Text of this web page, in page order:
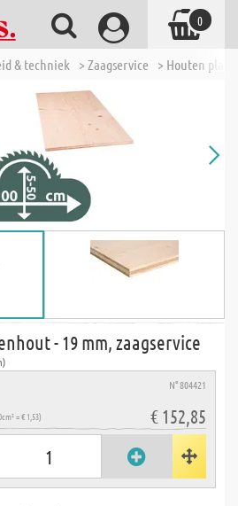
& techniek > Zaagservice > Houten
- 19 mm, zaagservice
N° 804421
= € 1,53) € 152,85
0